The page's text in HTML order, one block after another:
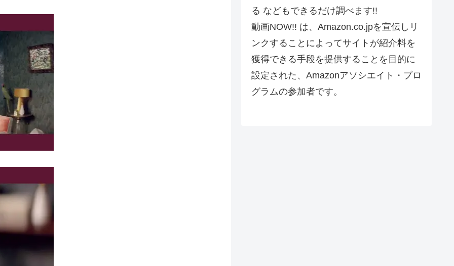
る などもできるだけ調べます!!
動画NOW!! は、Amazon.co.jpを宣伝しリ
ンクすることによってサイトが紹介料を
獲得できる手段を提供することを目的に
設定された、Amazonアソシエイト・プロ
グラムの参加者です。